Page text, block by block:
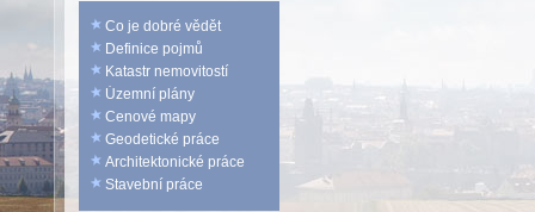
Co je dobré vědět
Definice pojmů
Katastr nemovitostí
Územní plány
Cenové mapy
Geodetické práce
Architektonické práce
Stavební práce